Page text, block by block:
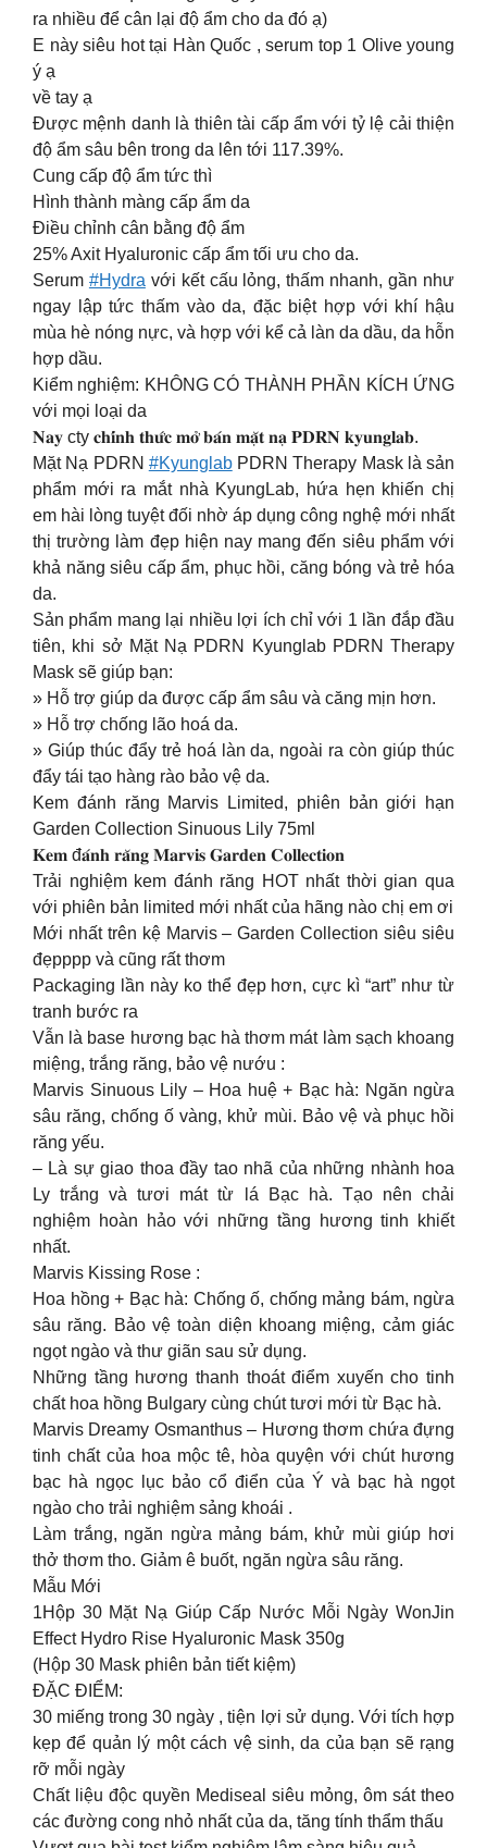
ra nhiều để cân lại độ ẩm cho da đó ạ)
E này siêu hot tại Hàn Quốc , serum top 1 Olive young
ý ạ
về tay ạ
Được mệnh danh là thiên tài cấp ẩm với tỷ lệ cải thiện
độ ẩm sâu bên trong da lên tới 117.39%.
Cung cấp độ ẩm tức thì
Hình thành màng cấp ẩm da
Điều chỉnh cân bằng độ ẩm
25% Axit Hyaluronic cấp ẩm tối ưu cho da.
Serum #Hydra với kết cấu lỏng, thấm nhanh, gần như
ngay lập tức thấm vào da, đặc biệt hợp với khí hậu
mùa hè nóng nực, và hợp với kể cả làn da dầu, da hỗn
hợp dầu.
Kiểm nghiệm: KHÔNG CÓ THÀNH PHẦN KÍCH ỨNG
với mọi loại da
𝐍𝐚𝐲 cty 𝐜𝐡𝐢́𝐧𝐡 𝐭𝐡𝐮̛́𝐜 𝐦𝐨̛̉ 𝐛𝐚́𝐧 𝐦𝐚̣̆𝐭 𝐧𝐚̣ 𝐏𝐃𝐑𝐍 𝐤𝐲𝐮𝐧𝐠𝐥𝐚𝐛.
Mặt Nạ PDRN #KyunglabPDRN Therapy Mask là sản
phẩm mới ra mắt nhà KyungLab, hứa hẹn khiến chị
em hài lòng tuyệt đối nhờ áp dụng công nghệ mới nhất
thị trường làm đẹp hiện nay mang đến siêu phẩm với
khả năng siêu cấp ẩm, phục hồi, căng bóng và trẻ hóa
da.
Sản phẩm mang lại nhiều lợi ích chỉ với 1 lần đắp đầu
tiên, khi sở Mặt Nạ PDRN Kyunglab PDRN Therapy
Mask sẽ giúp bạn:
» Hỗ trợ giúp da được cấp ẩm sâu và căng mịn hơn.
» Hỗ trợ chống lão hoá da.
» Giúp thúc đẩy trẻ hoá làn da, ngoài ra còn giúp thúc
đẩy tái tạo hàng rào bảo vệ da.
Kem đánh răng Marvis Limited, phiên bản giới hạn
Garden Collection Sinuous Lily 75ml
𝐊𝐞𝐦 đ𝐚́𝐧𝐡 𝐫𝐚̆𝐧𝐠 𝐌𝐚𝐫𝐯𝐢𝐬 𝐆𝐚𝐫𝐝𝐞𝐧 𝐂𝐨𝐥𝐥𝐞𝐜𝐭𝐢𝐨𝐧
Trải nghiệm kem đánh răng HOT nhất thời gian qua
với phiên bản limited mới nhất của hãng nào chị em ơi
Mới nhất trên kệ Marvis – Garden Collection siêu siêu
đẹpppp và cũng rất thơm
Packaging lần này ko thể đẹp hơn, cực kì “art” như từ
tranh bước ra
Vẫn là base hương bạc hà thơm mát làm sạch khoang
miệng, trắng răng, bảo vệ nướu :
Marvis Sinuous Lily – Hoa huệ + Bạc hà: Ngăn ngừa
sâu răng, chống ố vàng, khử mùi. Bảo vệ và phục hồi
răng yếu.
– Là sự giao thoa đầy tao nhã của những nhành hoa
Ly trắng và tươi mát từ lá Bạc hà. Tạo nên chải
nghiệm hoàn hảo với những tầng hương tinh khiết
nhất.
Marvis Kissing Rose :
Hoa hồng + Bạc hà: Chống ố, chống mảng bám, ngừa
sâu răng. Bảo vệ toàn diện khoang miệng, cảm giác
ngọt ngào và thư giãn sau sử dụng.
Những tầng hương thanh thoát điểm xuyến cho tinh
chất hoa hồng Bulgary cùng chút tươi mới từ Bạc hà.
Marvis Dreamy Osmanthus – Hương thơm chứa đựng
tinh chất của hoa mộc tê, hòa quyện với chút hương
bạc hà ngọc lục bảo cổ điển của Ý và bạc hà ngọt
ngào cho trải nghiệm sảng khoái .
Làm trắng, ngăn ngừa mảng bám, khử mùi giúp hơi
thở thơm tho. Giảm ê buốt, ngăn ngừa sâu răng.
Mẫu Mới
1Hộp 30 Mặt Nạ Giúp Cấp Nước Mỗi Ngày WonJin
Effect Hydro Rise Hyaluronic Mask 350g
(Hộp 30 Mask phiên bản tiết kiệm)
ĐẶC ĐIỂM:
30 miếng trong 30 ngày , tiện lợi sử dụng. Với tích hợp
kẹp để quản lý một cách vệ sinh, da của bạn sẽ rạng
rỡ mỗi ngày
Chất liệu độc quyền Mediseal siêu mỏng, ôm sát theo
các đường cong nhỏ nhất của da, tăng tính thẩm thấu